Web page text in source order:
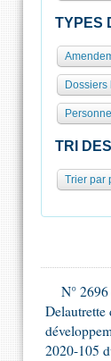
TYPES
TRI
Trier par
N°
Delautrette
2020-105